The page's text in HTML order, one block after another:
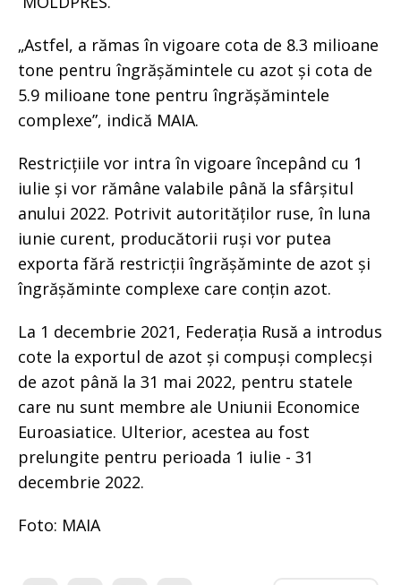
„Astfel, a rămas în vigoare cota de 8.3 milioane
tone pentru îngrășămintele cu azot și cota de
5.9 milioane tone pentru îngrășămintele
complexe”, indică MAIA.
Restricțiile vor intra în vigoare începând cu 1
iulie și vor rămâne valabile până la sfârșitul
anului 2022. Potrivit autorităților ruse, în luna
iunie curent, producătorii ruși vor putea
exporta fără restricții îngrășăminte de azot și
îngrășăminte complexe care conțin azot.
La 1 decembrie 2021, Federația Rusă a introdus
cote la exportul de azot și compuși complecși
de azot până la 31 mai 2022, pentru statele
care nu sunt membre ale Uniunii Economice
Euroasiatice. Ulterior, acestea au fost
prelungite pentru perioada 1 iulie - 31
decembrie 2022.
Foto: MAIA